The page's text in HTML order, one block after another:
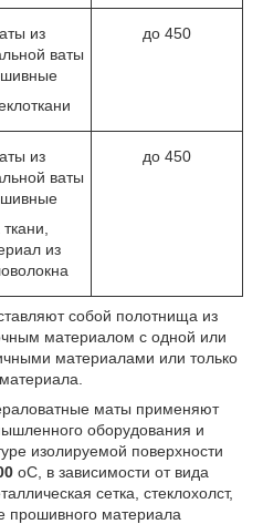
из
ваты
до 450
из
ваты
из
до 450
собой полотнища из
материалом с одной или
материалами или только
маты применяют
оборудования и
изолируемой поверхности
оС, в зависимости от вида
сетка, стеклохолст,
прошивного материала